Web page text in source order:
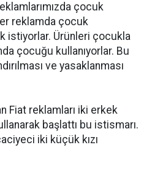
çocuk
reklamda çocuk
istiyorlar. Ürünleri çocukla
çocuğu kullanıyorlar. Bu
ve yasaklanması
Fiat reklamları iki erkek
başlattı bu istismarı.
iki küçük kızı